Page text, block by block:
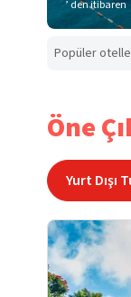
’ den itibaren
Popüler
Öne
Yurt Dışı